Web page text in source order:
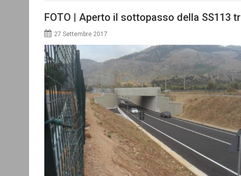
FOTO | Aperto il sottopasso della SS113
27 Settembre 2017